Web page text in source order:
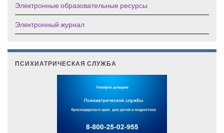
Электронные образовательные ресурсы
Электронный журнал
ПСИХИАТРИЧЕСКАЯ СЛУЖБА